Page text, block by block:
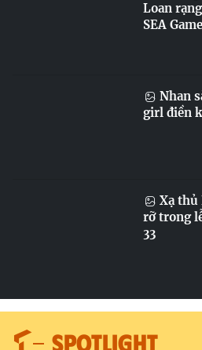
Loan
SEA
Nhan
girl điền
Xạ thủ
rỡ trong
33
SPOTLIGHT